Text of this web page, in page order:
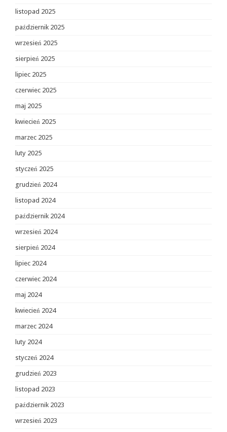
listopad 2025
październik 2025
wrzesień 2025
sierpień 2025
lipiec 2025
czerwiec 2025
maj 2025
kwiecień 2025
marzec 2025
luty 2025
styczeń 2025
grudzień 2024
listopad 2024
październik 2024
wrzesień 2024
sierpień 2024
lipiec 2024
czerwiec 2024
maj 2024
kwiecień 2024
marzec 2024
luty 2024
styczeń 2024
grudzień 2023
listopad 2023
październik 2023
wrzesień 2023